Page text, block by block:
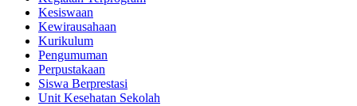
Kesiswaan
Kewirausahaan
Kurikulum
Pengumuman
Perpustakaan
Siswa Berprestasi
Unit Kesehatan Sekolah